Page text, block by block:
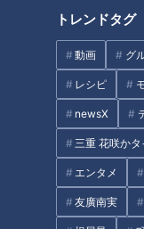
トレンドタグ
動画 グ
レシピ
newsX
三重 花咲か
エンタメ
友廣南実
ダイニングルームと
グランピング施設『
しました。